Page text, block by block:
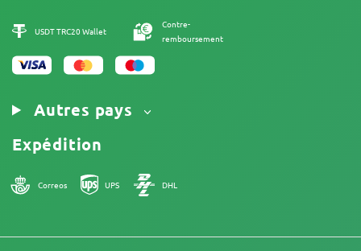
USDT TRC20 Wallet
Contre-
remboursement
Autres pays
Expédition
Correos UPS DHL